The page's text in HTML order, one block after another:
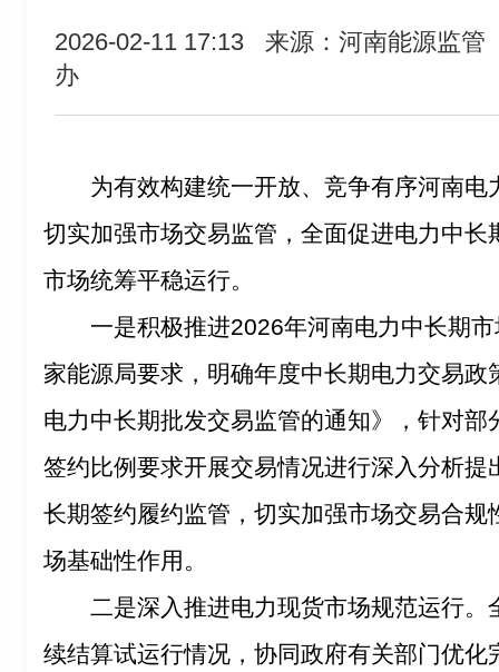
2026-02-11 17:13
来源：河南能源监管
办
为有效构建统一开放、竞争有序河南
切实加强市场交易监管，全面促进电力中
市场统筹平稳运行。
一是积极推进2026年河南电力中长期
家能源局要求，明确年度中长期电力交易
电力中长期批发交易监管的通知》，针对
签约比例要求开展交易情况进行深入分析
长期签约履约监管，切实加强市场交易合
场基础性作用。
二是深入推进电力现货市场规范运行
续结算试运行情况，协同政府有关部门优